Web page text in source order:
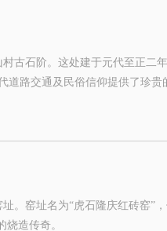
古石阶。这处建于元代至正二
路交通及民俗信仰提供了珍贵
。窑址名为“虎石隆庆红砖窑”
造传奇。